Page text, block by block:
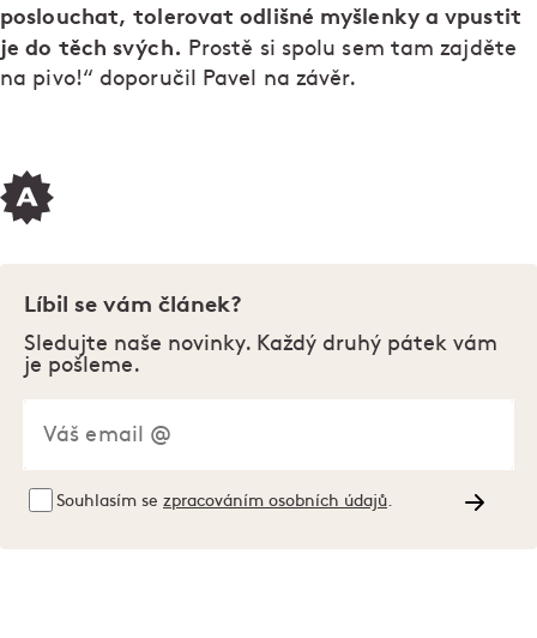
poslouchat, tolerovat odlišné myšlenky a vpustit
je do těch svých. Prostě si spolu sem tam zajděte
na pivo!“ doporučil Pavel na závěr.
Líbil se vám článek?
Sledujte naše novinky. Každý druhý pátek vám
je pošleme.
Souhlasím se zpracováním osobních údajů